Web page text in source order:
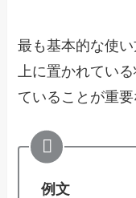
最も基本的な使
上に置かれてい
ていることが重要
例文